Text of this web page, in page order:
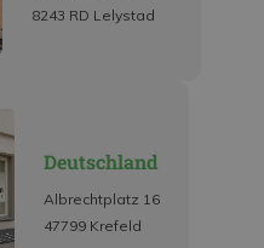
8243 RD Lelystad
Deutschland
Albrechtplatz 16
47799 Krefeld